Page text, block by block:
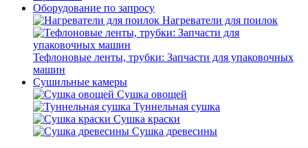
Оборудование по запросу
Нагреватели для поилок
Тефлоновые ленты, трубки: Запчасти для упаковочных
машин
Сушильные камеры
Сушка овощей
Туннельная сушка
Сушка краски
Сушка древесины